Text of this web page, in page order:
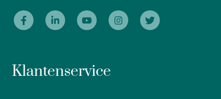
Klantenservice